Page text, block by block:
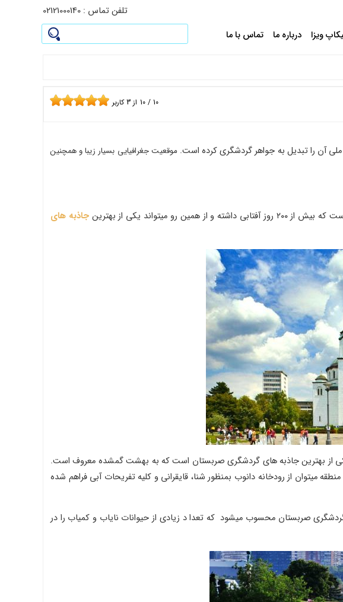
ویزا درباره ما تماس با ما
تلفن تماس : 02121000140
10 / 10 از 3کاربر
موقعیت جغرافیایی بسیار زیبا و همچنین
یکی از بهترین
جاذبه های
عبور میکند و در حدود ۳۰۰ کیلومتر مربع نیز وسعت دارد از یکی از بهترین جاذبه های گردشگری صربستان است که به بهشت گمشده معروف است.
علاوه بر هوای مطبوع و عالی این منطقه میتوان از رودخانه دانوب بمنظور شنا، قایقرانی و کلیه تفریحات آبی فراهم شده
صربستان محسوب میشود که تعدا د زیادی از حیوانات نایاب و کمیاب را در